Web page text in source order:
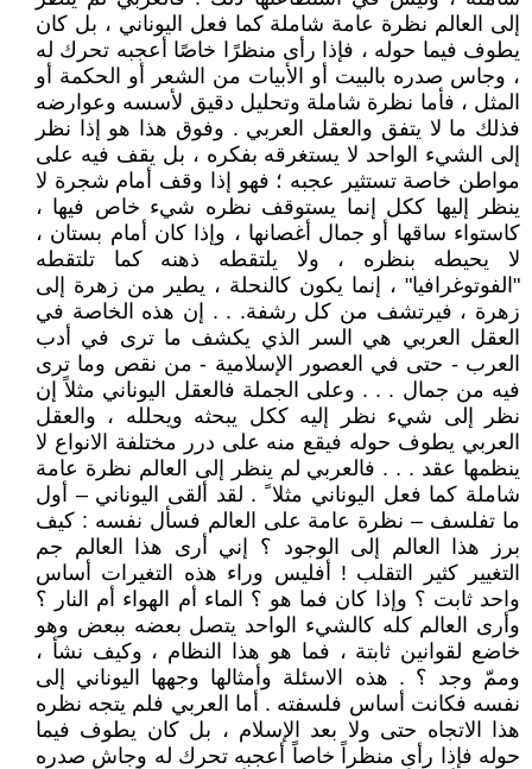
إلى العالم نظرة عامة شاملة كما فعل اليوناني ، بل كان
يطوف فيما حوله ، فإذا رأى منظرًا خاصًا أعجبه تحرك له
، وجاس صدره بالبيت أو الأبيات من الشعر أو الحكمة أو
المثل ، فأما نظرة شاملة وتحليل دقيق لأسسه وعوارضه
فذلك ما لا يتفق والعقل العربي . وفوق هذا هو إذا نظر
إلى الشيء الواحد لا يستغرقه بفكره ، بل يقف فيه على
مواطن خاصة تستثير عجبه ؛ فهو إذا وقف أمام شجرة لا
ينظر إليها ككل إنما يستوقف نظره شيء خاص فيها ،
كاستواء ساقها أو جمال أغصانها ، وإذا كان أمام بستان ،
لا يحيطه بنظره ، ولا يلتقطه ذهنه كما تلتقطه
"الفوتوغرافيا" ، إنما يكون كالنحلة ، يطير من زهرة إلى
زهرة ، فيرتشف من كل رشفة. . . إن هذه الخاصة في
العقل العربي هي السر الذي يكشف ما ترى في أدب
العرب - حتى في العصور الإسلامية - من نقص وما ترى
فيه من جمال . . . وعلى الجملة فالعقل اليوناني مثلاً إن
نظر إلى شيء نظر إليه ككل يبحثه ويحلله ، والعقل
العربي يطوف حوله فيقع منه على درر مختلفة الانواع لا
ينظمها عقد . . . فالعربي لم ينظر إلى العالم نظرة عامة
شاملة كما فعل اليوناني مثلا ً . لقد ألقى اليوناني – أول
ما تفلسف – نظرة عامة على العالم فسأل نفسه : كيف
برز هذا العالم إلى الوجود ؟ إني أرى هذا العالم جم
التغيير كثير التقلب ! أفليس وراء هذه التغيرات أساس
واحد ثابت ؟ وإذا كان فما هو ؟ الماء أم الهواء أم النار ؟
وأرى العالم كله كالشيء الواحد يتصل بعضه ببعض وهو
خاضع لقوانين ثابتة ، فما هو هذا النظام ، وكيف نشأ ،
وممّ وجد ؟ . هذه الاسئلة وأمثالها وجهها اليوناني إلى
نفسه فكانت أساس فلسفته . أما العربي فلم يتجه نظره
هذا الاتجاه حتى ولا بعد الإسلام ، بل كان يطوف فيما
حوله فإذا رأى منظراً خاصاً أعجبه تحرك له وجاش صدره